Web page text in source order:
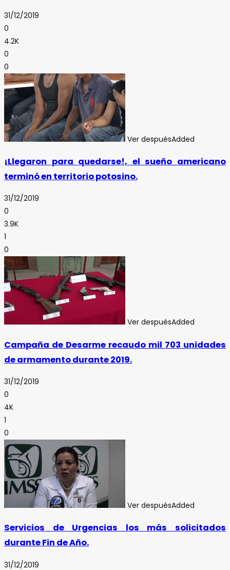
31/12/2019
0
4.2K
0
0
Ver despuésAdded
¡Llegaron para quedarse!, el sueño americano
terminó en territorio potosino.
31/12/2019
0
3.9K
1
0
Ver despuésAdded
Campaña de Desarme recaudo mil 703 unidades
de armamento durante 2019.
31/12/2019
0
4K
1
0
Ver despuésAdded
Servicios de Urgencias los más solicitados
durante Fin de Año.
31/12/2019